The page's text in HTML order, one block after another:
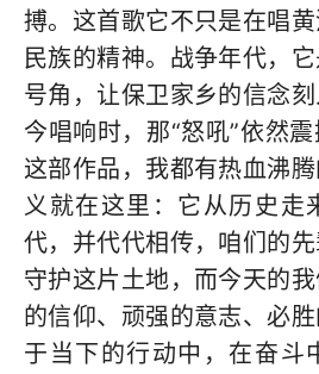
搏。这首歌它不只是在唱
民族的精神。战争年代，
号角，让保卫家乡的信念
今唱响时，那“怒吼”依然
这部作品，我都有热血沸
义就在这里：它从历史走
代，并代代相传，咱们的
守护这片土地，而今天的
的信仰、顽强的意志、必
于当下的行动中，在奋斗